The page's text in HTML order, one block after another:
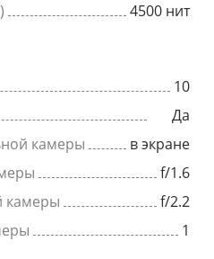
4500 нит
10
Да
камеры
в экране
f/1.6
камеры
f/2.2
1